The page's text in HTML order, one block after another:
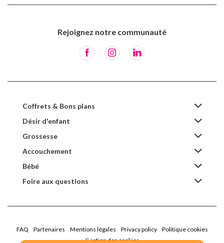
Rejoignez notre communauté
Coffrets & Bons plans
Désir d'enfant
Grossesse
Accouchement
Bébé
Foire aux questions
FAQ Partenaires Mentions légales Privacy policy
Politique cookies
Gestion des cookies